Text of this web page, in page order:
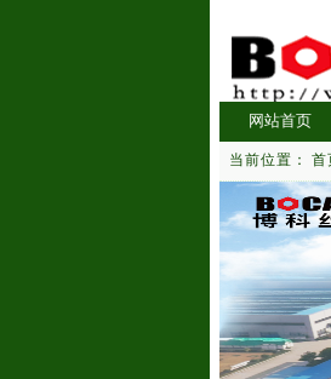
网站首页
当前位置： 首